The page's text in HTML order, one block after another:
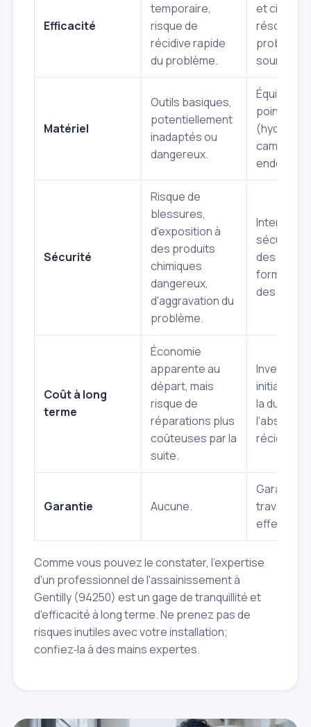
Efficacité
temporaire,
risque de
récidive rapide
du problème.
et ciblée,
résolution
problème
source.
Matériel
Outils basiques,
potentiellement
inadaptés ou
dangereux.
pointe
caméras
Sécurité
Risque de
blessures,
d'exposition à
des produits
chimiques
dangereux,
d'aggravation du
problème.
sécurisée
des
formés,
des
Coût à long
terme
Économie
apparente au
départ, mais
risque de
réparations plus
coûteuses par la
suite.
initial
la
l'absence
récidive.
Garantie Aucune.
Garantie
travaux
effectués.
Comme vous pouvez le constater, l'expertise
d'un professionnel de l'assainissement à
Gentilly (94250) est un gage de tranquillité et
d'efficacité à long terme. Ne prenez pas de
risques inutiles avec votre installation;
confiez‑la à des mains expertes.